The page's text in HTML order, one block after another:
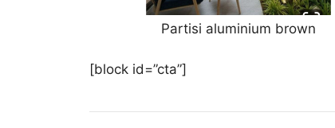
Partisi aluminium brown
[block id=”cta”]